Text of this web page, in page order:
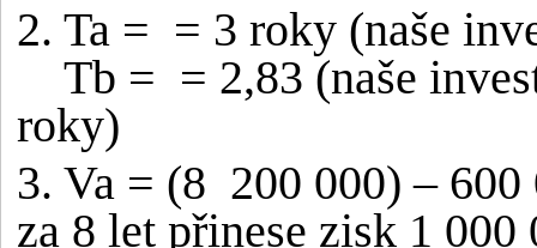
2. Ta = = 3 roky (naše
Tb = = 2,83 (naše
roky)
3. Va = (8 200 000) –
za 8 let přinese zisk 1 000